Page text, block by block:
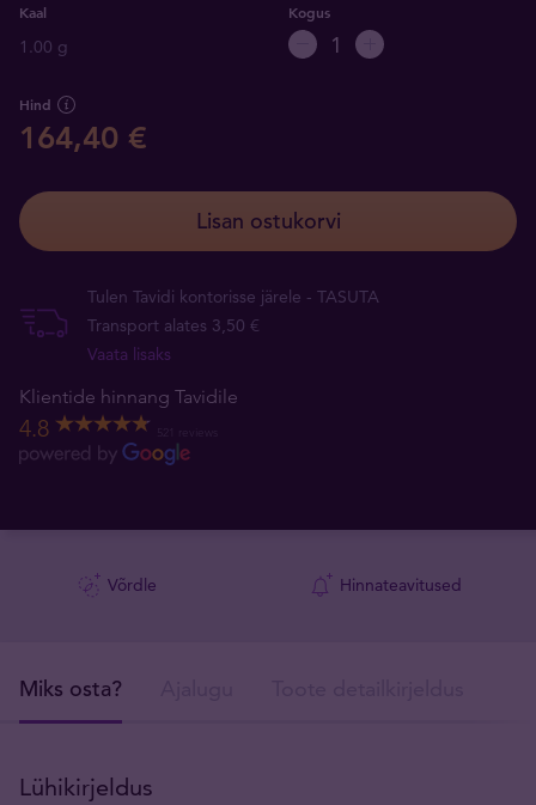
Kaal
1.00 g
Kogus
Hind
164,40 €
Lisan ostukorvi
Tulen Tavidi kontorisse järele - TASUTA
Transport alates 3,50 €
Vaata lisaks
Klientide hinnang Tavidile
4.8
Võrdle Hinnateavitused
Miks osta?
Lühikirjeldus